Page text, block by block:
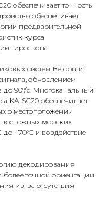
обеспечивает точность
обеспечивает
предварительной
курса
гироскопа.
систем Beidou и
обновлением
до 90°/с. Многоканальный
KA-SC20 обеспечивает
о местоположении
в сложных морских
+70°C и воздействие
декодирования
точной ориентации.
из-за отсутствия